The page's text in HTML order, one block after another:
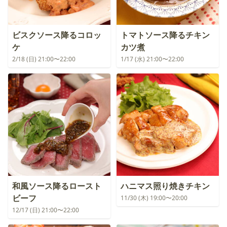
ビスクソース降るコロッ
ケ
2/18 (日) 21:00〜22:00
トマトソース降るチキン
カツ煮
1/17 (水) 21:00〜22:00
和風ソース降るロースト
ビーフ
12/17 (日) 21:00〜22:00
ハニマス照り焼きチキン
11/30 (木) 19:00〜20:00